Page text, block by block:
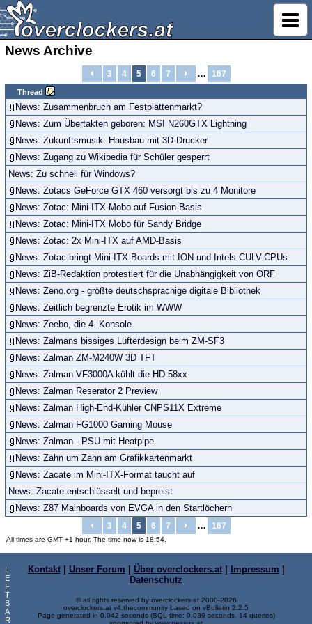
News Archive
3 4 5 6 7 … 167
Thread
News: Zusammenbruch am Festplattenmarkt?
News: Zum Übertakten geboren: MSI N260GTX Lightning
News: Zukunftsmusik: Hausbau mit 3D-Drucker
News: Zugang zu Wikipedia für Schüler gesperrt
News: Zu schnell für Windows?
News: Zotacs GeForce GTX 460 versorgt bis zu 4 Monitore
News: Zotac: Mini-ITX-Mobo auf Fusion-Basis
News: Zotac: Mini-ITX Mobo für Sandy Bridge
News: Zotac: 2x Mini-ITX auf AMD-Basis
News: Zotac bringt Mini-ITX-Boards mit ION und Intels CULV-CPUs
News: ZiB-Redaktion protestiert für die Unabhängigkeit von ORF
News: Zeno.org - größte deutschsprachige digitale Bibliothek
News: Zeitlich begrenzte Erotik im WWW
News: Zeebo, die 4. Konsole
News: Zalmans bissiges Lüfterdesign beim ZM-SF3
News: Zalman ZM-M240W 3D TFT
News: Zalman VF3000A kühlt die HD 58xx
News: Zalman Reserator 2 Preview
News: Zalman High-End-Kühler CNPS11X Extreme
News: Zalman FG1000 Gaming Mouse
News: Zalman - PSU mit Heatpipe
News: Zahn um Zahn am Grafikkartenmarkt
News: Zacate im Mini-ITX-Format taucht auf
News: Zacate entschlüsselt und bepreist
News: Z87 Mainboards von EVGA in den Startlöchern
3 4 5 6 7 … 167
All times are GMT +1 hour. The time now is 18:54.
L
E
F
T
B
A
R
Kontakt| Unser Forum Über overclockers.at| Impressum
Datenschutz
© all rights reserved by overclockers.at 2000-2026
overclockers.at v4.thecommunity based on vBulletin 2.2.5
Page generated in 0.042 seconds (SQL-time: 0.039 seconds, 14 queries)